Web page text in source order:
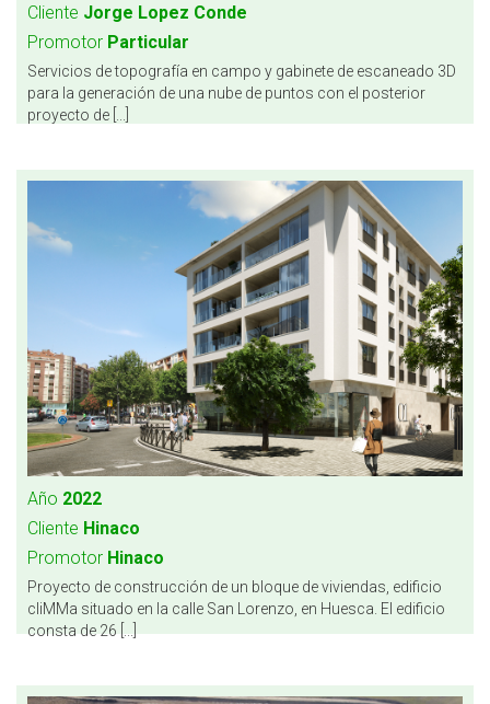
Cliente Jorge Lopez Conde
Promotor Particular
Servicios de topografía en campo y gabinete de escaneado 3D
para la generación de una nube de puntos con el posterior
proyecto de [...]
Año 2022
Cliente Hinaco
Promotor Hinaco
Proyecto de construcción de un bloque de viviendas, edificio
cliMMa situado en la calle San Lorenzo, en Huesca. El edificio
consta de 26 [...]